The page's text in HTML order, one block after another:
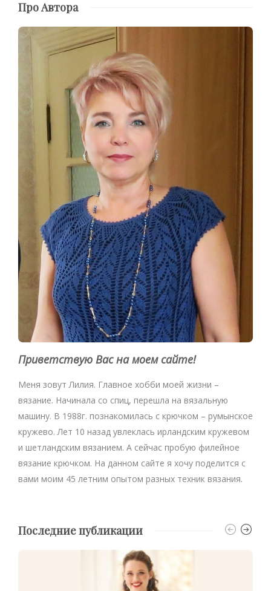
Про Автора
Приветствую Вас на моем сайте!
Меня зовут Лилия. Главное хобби моей жизни –
вязание. Начинала со спиц, перешла на вязальную
машину. В 1988г. познакомилась с крючком – румынское
кружево. Лет 10 назад увлеклась ирландским кружевом
и шетландским вязанием. А сейчас пробую филейное
вязание крючком. На данном сайте я хочу поделится с
вами моим 45 летним опытом разных техник вязания.
Последние публикации